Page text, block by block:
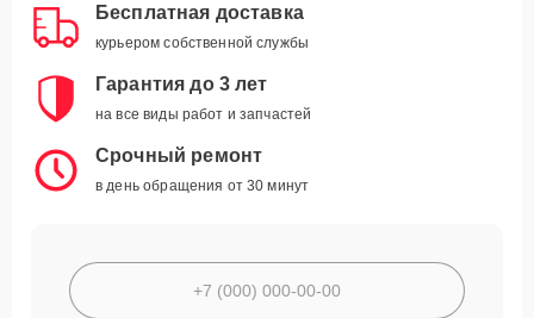
Бесплатная доставка
курьером собственной службы
Гарантия до 3 лет
на все виды работ и запчастей
Срочный ремонт
в день обращения от 30 минут